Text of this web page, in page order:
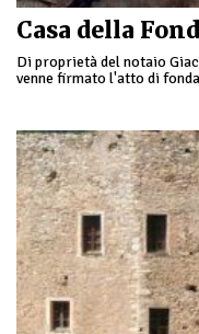
Casa della
Di proprietà del notaio
venne firmato l'atto di